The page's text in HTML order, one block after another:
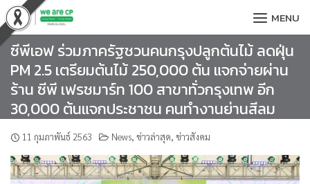
Skip
to
content
MENU
ซีพีเอฟ ร่วมภาครัฐชวนคนกรุงปลูกต้นไม้ ลดฝุ่น
PM 2.5 เตรียมต้นไม้ 250,000 ต้น แจกจ่ายผ่าน
ร้าน ซีพี เฟรชมาร์ท 100 สาขาทั่วกรุงเทพ อีก
30,000 ต้นแจกประชาชน คนทำงานย่านสีลม
11 กุมภาพันธ์ 2563 News, ข่าวล่าสุด, ข่าวสังคม